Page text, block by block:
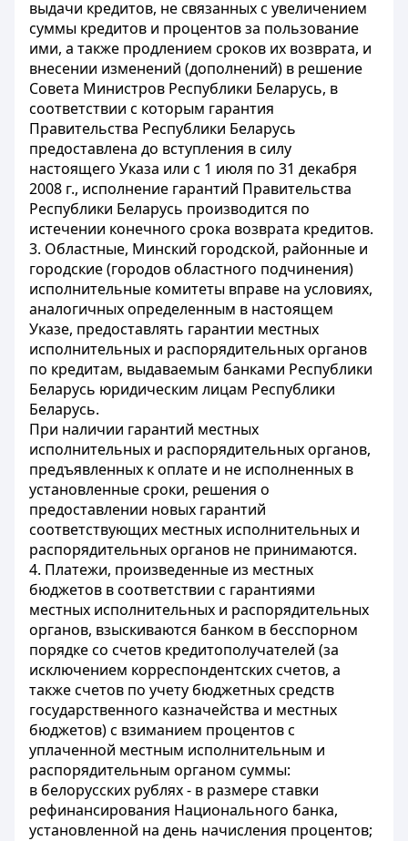
выдачи кредитов, не связанных с увеличением
суммы кредитов и процентов за пользование
ими, а также продлением сроков их возврата, и
внесении изменений (дополнений) в решение
Совета Министров Республики Беларусь, в
соответствии с которым гарантия
Правительства Республики Беларусь
предоставлена до вступления в силу
настоящего Указа или с 1 июля по 31 декабря
2008 г., исполнение гарантий Правительства
Республики Беларусь производится по
истечении конечного срока возврата кредитов.
3. Областные, Минский городской, районные и
городские (городов областного подчинения)
исполнительные комитеты вправе на условиях,
аналогичных определенным в настоящем
Указе, предоставлять гарантии местных
исполнительных и распорядительных органов
по кредитам, выдаваемым банками Республики
Беларусь юридическим лицам Республики
Беларусь.
При наличии гарантий местных
исполнительных и распорядительных органов,
предъявленных к оплате и не исполненных в
установленные сроки, решения о
предоставлении новых гарантий
соответствующих местных исполнительных и
распорядительных органов не принимаются.
4. Платежи, произведенные из местных
бюджетов в соответствии с гарантиями
местных исполнительных и распорядительных
органов, взыскиваются банком в бесспорном
порядке со счетов кредитополучателей (за
исключением корреспондентских счетов, а
также счетов по учету бюджетных средств
государственного казначейства и местных
бюджетов) с взиманием процентов с
уплаченной местным исполнительным и
распорядительным органом суммы:
в белорусских рублях - в размере ставки
рефинансирования Национального банка,
установленной на день начисления процентов;